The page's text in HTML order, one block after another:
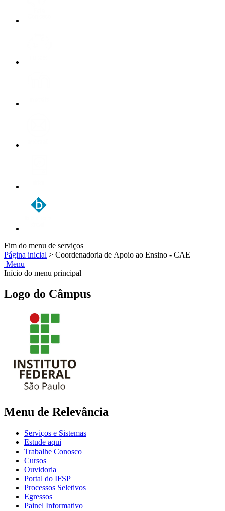
Fim do menu de serviços
Página inicial > Coordenadoria de Apoio ao Ensino - CAE
Menu
Início do menu principal
Logo do Câmpus
Menu de Relevância
Serviços e Sistemas
Estude aqui
Trabalhe Conosco
Cursos
Ouvidoria
Portal do IFSP
Processos Seletivos
Egressos
Painel Informativo